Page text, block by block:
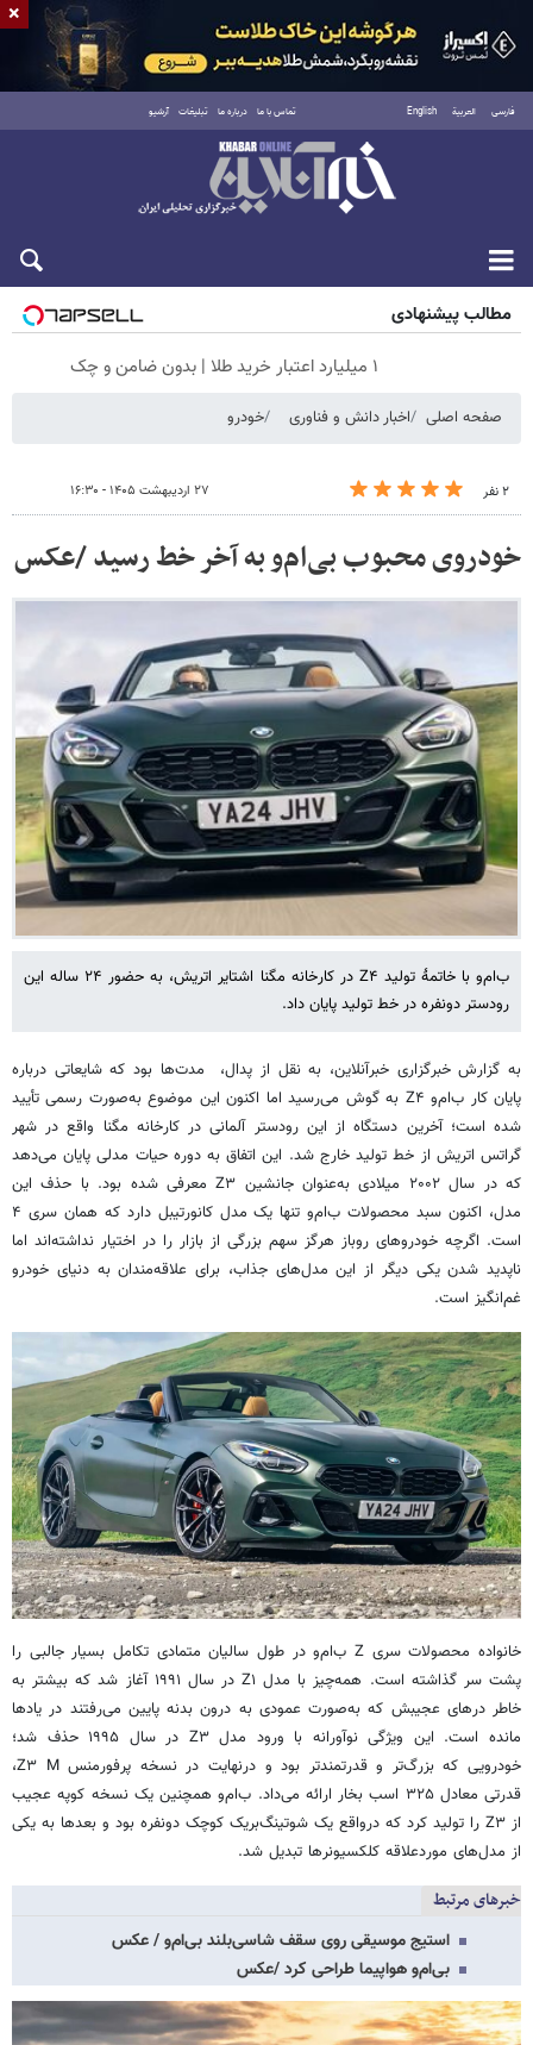
فارسی العربية English تماس با ما درباره ما تبلیغات آرشیو
جمعه ۱۶ مرداد ۱۴۰۵
مطالب پیشنهادی
۱ میلیارد اعتبار خرید طلا | بدون ضامن و چک
صفحه اصلی اخبار دانش و فناوری خودرو
۲ نفر ۲۷ اردیبهشت ۱۴۰۵ - ۱۶:۳۰
خودروی محبوب بی‌ام‌و به آخر خط رسید /عکس
ب‌ام‌و با خاتمهٔ تولید Z۴ در کارخانه مگنا اشتایر اتریش، به حضور ۲۴ ساله این
رودستر دونفره در خط تولید پایان داد.
به گزارش خبرگزاری خبرآنلاین، به نقل از پدال، مدت‌ها بود که شایعاتی درباره
پایان کار ب‌ام‌و Z۴ به گوش می‌رسید اما اکنون این موضوع به‌صورت رسمی تأیید
شده است؛ آخرین دستگاه از این رودستر آلمانی در کارخانه مگنا واقع در شهر
گراتس اتریش از خط تولید خارج شد. این اتفاق به دوره حیات مدلی پایان می‌دهد
که در سال ۲۰۰۲ میلادی به‌عنوان جانشین Z۳ معرفی شده بود. با حذف این
مدل، اکنون سبد محصولات ب‌ام‌و تنها یک مدل کانورتیبل دارد که همان سری ۴
است. اگرچه خودروهای روباز هرگز سهم بزرگی از بازار را در اختیار نداشته‌اند اما
ناپدید شدن یکی دیگر از این مدل‌های جذاب، برای علاقه‌مندان به دنیای خودرو
غم‌انگیز است.
خانواده محصولات سری Z ب‌ام‌و در طول سالیان متمادی تکامل بسیار جالبی را
پشت سر گذاشته است. همه‌چیز با مدل Z۱ در سال ۱۹۹۱ آغاز شد که بیشتر به
خاطر درهای عجیبش که به‌صورت عمودی به درون بدنه پایین می‌رفتند در یادها
مانده است. این ویژگی نوآورانه با ورود مدل Z۳ در سال ۱۹۹۵ حذف شد؛
خودرویی که بزرگ‌تر و قدرتمندتر بود و درنهایت در نسخه پرفورمنس Z۳ M،
قدرتی معادل ۳۲۵ اسب بخار ارائه می‌داد. ب‌ام‌و همچنین یک نسخه کوپه عجیب
از Z۳ را تولید کرد که درواقع یک شوتینگ‌بریک کوچک دونفره بود و بعدها به یکی
از مدل‌های موردعلاقه کلکسیونرها تبدیل شد.
خبرهای مرتبط
استیج موسیقی روی سقف شاسی‌بلند بی‌ام‌و / عکس
بی‌ام‌و هواپیما طراحی کرد /عکس
×